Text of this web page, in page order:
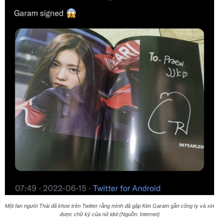
Một fan người Thái đã khoe trên Twitter rằng mình đã gặp Kim Garam gần công ty và xin
được chữ ký của nữ idol (Nguồn: Internet)